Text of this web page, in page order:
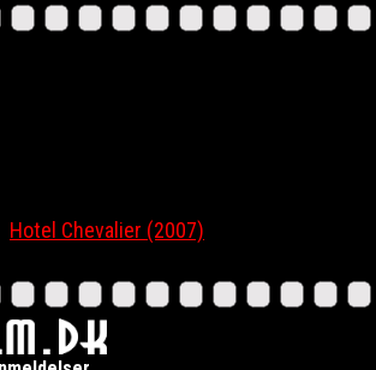
Hotel Chevalier (2007)